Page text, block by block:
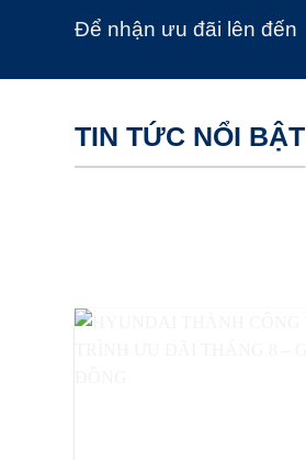
Để nhận ưu đãi lên đến
TIN TỨC NỔI BẬT